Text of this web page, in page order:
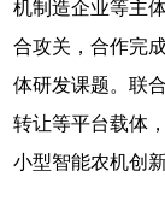
机制造企业等主
合攻关，合作完
体研发课题。联
转让等平台载体
小型智能农机创